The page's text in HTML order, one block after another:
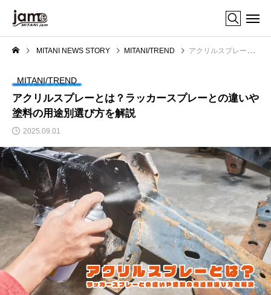
MITANI NEWS STORY MITANI/TREND アクリルスプレーとは？ラッカースプレーとの違いや塗料の用途別選び方を解説
MITANI/TREND
アクリルスプレーとは？ラッカースプレーとの違いや
塗料の用途別選び方を解説
2025.09.01